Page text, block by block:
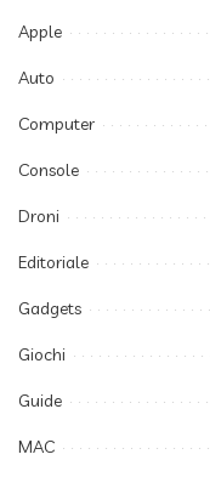
Apple
Auto
Computer
Console
Droni
Editoriale
Gadgets
Giochi
Guide
MAC